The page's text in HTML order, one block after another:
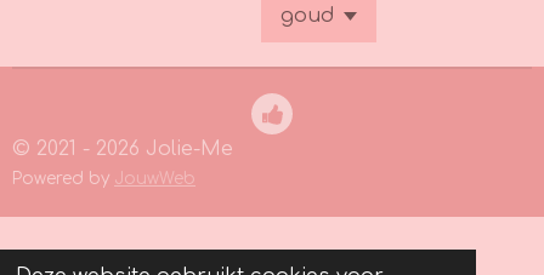
© 2021 - 2026 Jolie-Me
Powered by JouwWeb